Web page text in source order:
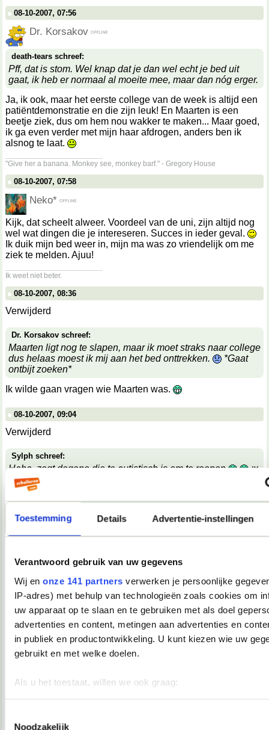
Toestemming Details Advertentie-instellingen
Verantwoord gebruik van uw gegevens
Wij en onze 141 partners verwerken je persoonlijke
IP-adres) met behulp van technologieën zoals cookies om
uw apparaat op te slaan en te gebruiken met als doel
advertenties en content, metingen aan advertenties en
in publiek en productontwikkeling. U kunt kiezen wie uw
gebruikt en met welke doelen.
Als u het toestaat, willen we ook graag:
Noodzakelijk
08-10-2007, 07:56
Dr. Korsakov
death-tears schreef:
Pff, dat is stom. Wel knap dat je dan wel echt je bed uit
gaat, ik heb er normaal al moeite mee, maar dan nóg erger.
Ja, ik ook, maar het eerste college van de week is altijd een
patiëntdemonstratie en die zijn leuk! En Maarten is een
beetje ziek, dus om hem nou wakker te maken... Maar goed,
ik ga even verder met mijn haar afdrogen, anders ben ik
alsnog te laat.
"Give her a banana. Monkey see, monkey barf." - Gregory House
08-10-2007, 07:58
Neko*
Kijk, dat scheelt alweer. Voordeel van de uni, zijn altijd nog
wel wat dingen die je intereseren. Succes in ieder geval.
Ik duik mijn bed weer in, mijn ma was zo vriendelijk om me
ziek te melden. Ajuu!
Ik weet niet beter.
08-10-2007, 08:36
Verwijderd
Dr. Korsakov schreef:
Maarten ligt nog te slapen, maar ik moet straks naar college
dus helaas moest ik mij aan het bed onttrekken.
*Gaat
ontbijt zoeken*
Ik wilde gaan vragen wie Maarten was.
08-10-2007, 09:04
Verwijderd
Sylph schreef:
Haha, zegt degene die te autistisch is om te roepen
;x
;x
Wat een belabberde failreactie.
08-10-2007, 09:17
OMG! Keelpijn!!
__________________
♥ - I miss all the places we never went. -
08-10-2007, 09:39
Verwijderd
*keelpastille doneer*
08-10-2007, 09:39